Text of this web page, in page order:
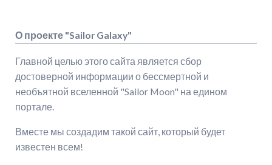
О проекте "Sailor Galaxy"
Главной целью этого сайта является сбор
достоверной информации о бессмертной и
необъятной вселенной "Sailor Moon" на едином
портале.
Вместе мы создадим такой сайт, который будет
известен всем!